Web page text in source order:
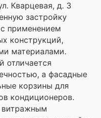
Кварцевая, д. 3
застройку
применением
конструкций,
материалами.
отличается
а фасадные
корзины для
кондиционеров.